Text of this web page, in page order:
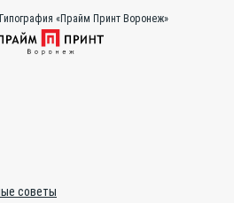
«Прайм Принт Воронеж»
советы